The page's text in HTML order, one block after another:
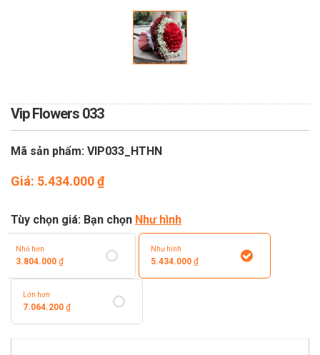
Vip Flowers 033
Mã sản phẩm: VIP033_HTHN
Giá: 5.434.000₫
Tùy chọn giá: Bạn chọn Như hình
Nhỏ hơn
3.804.000 ₫
Như hình
5.434.000₫
Lớn hơn
7.064.200 ₫
DỊCH VỤ ĐIỆN HOA TRỰC